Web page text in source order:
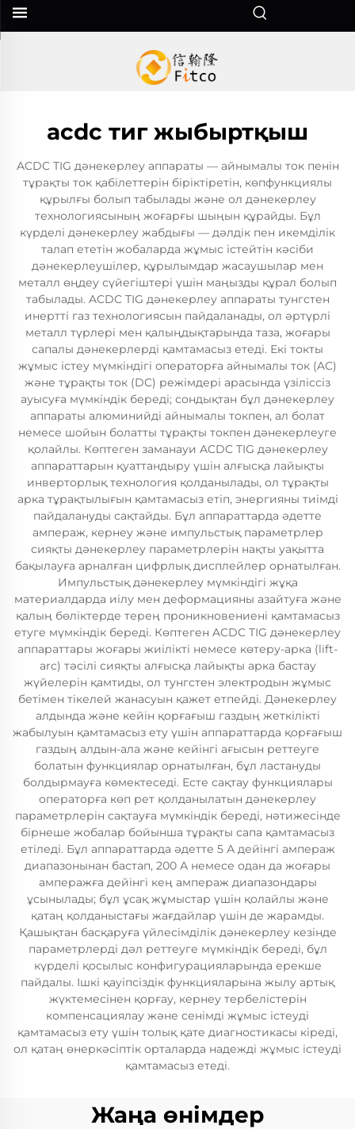
acdc тиг жыбыртқыш
ACDC TIG дәнекерлеу аппараты — айнымалы ток пенін
тұрақты ток қабілеттерін біріктіретін, көпфункциялы
құрылғы болып табылады және ол дәнекерлеу
технологиясының жоғарғы шыңын құрайды. Бұл
күрделі дәнекерлеу жабдығы — дәлдік пен икемділік
талап ететін жобаларда жұмыс істейтін кәсіби
дәнекерлеушілер, құрылымдар жасаушылар мен
металл өңдеу сүйегіштері үшін маңызды құрал болып
табылады. ACDC TIG дәнекерлеу аппараты тунгстен
инертті газ технологиясын пайдаланады, ол әртүрлі
металл түрлері мен қалыңдықтарында таза, жоғары
сапалы дәнекерлерді қамтамасыз етеді. Екі токты
жұмыс істеу мүмкіндігі операторға айнымалы ток (AC)
және тұрақты ток (DC) режімдері арасында үзіліссіз
ауысуға мүмкіндік береді; сондықтан бұл дәнекерлеу
аппараты алюминийді айнымалы токпен, ал болат
немесе шойын болатты тұрақты токпен дәнекерлеуге
қолайлы. Көптеген заманауи ACDC TIG дәнекерлеу
аппараттарын қуаттандыру үшін алғысқа лайықты
инверторлық технология қолданылады, ол тұрақты
арка тұрақтылығын қамтамасыз етіп, энергияны тиімді
пайдалануды сақтайды. Бұл аппараттарда әдетте
ампераж, кернеу және импульстық параметрлер
сияқты дәнекерлеу параметрлерін нақты уақытта
бақылауға арналған цифрлық дисплейлер орнатылған.
Импульстық дәнекерлеу мүмкіндігі жұқа
материалдарда иілу мен деформацияны азайтуға және
қалың бөліктерде терең проникновениені қамтамасыз
етуге мүмкіндік береді. Көптеген ACDC TIG дәнекерлеу
аппараттары жоғары жиілікті немесе көтеру-арка (lift-
arc) тәсілі сияқты алғысқа лайықты арка бастау
жүйелерін қамтиды, ол тунгстен электродын жұмыс
бетімен тікелей жанасуын қажет етпейді. Дәнекерлеу
алдында және кейін қорғағыш газдың жеткілікті
жабылуын қамтамасыз ету үшін аппараттарда қорғағыш
газдың алдын-ала және кейінгі ағысын реттеуге
болатын функциялар орнатылған, бұл ластануды
болдырмауға көмектеседі. Есте сақтау функциялары
операторға көп рет қолданылатын дәнекерлеу
параметрлерін сақтауға мүмкіндік береді, нәтижесінде
бірнеше жобалар бойынша тұрақты сапа қамтамасыз
етіледі. Бұл аппараттарда әдетте 5 А дейінгі ампераж
диапазонынан бастап, 200 А немесе одан да жоғары
амперажға дейінгі кең ампераж диапазондары
ұсынылады; бұл ұсақ жұмыстар үшін қолайлы және
қатаң қолданыстағы жағдайлар үшін де жарамды.
Қашықтан басқаруға үйлесімділік дәнекерлеу кезінде
параметрлерді дәл реттеуге мүмкіндік береді, бұл
күрделі қосылыс конфигурацияларында ерекше
пайдалы. Ішкі қауіпсіздік функцияларына жылу артық
жүктемесінен қорғау, кернеу тербелістерін
компенсациялау және сенімді жұмыс істеуді
қамтамасыз ету үшін толық қате диагностикасы кіреді,
ол қатаң өнеркәсіптік орталарда надежді жұмыс істеуді
қамтамасыз етеді.
Жаңа өнімдер